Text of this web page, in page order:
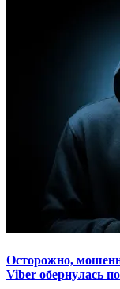
Осторожно,
Viber обернулась